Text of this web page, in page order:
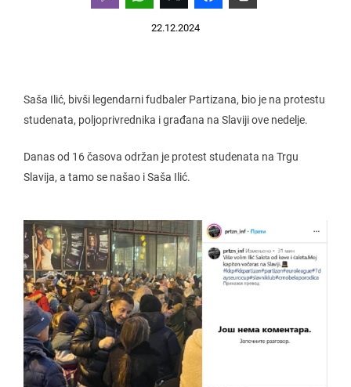
22.12.2024
Saša Ilić, bivši legendarni fudbaler Partizana, bio je na protestu
studenata, poljoprivrednika i građana na Slaviji ove nedelje.
Danas od 16 časova održan je protest studenata na Trgu
Slavija, a tamo se našao i Saša Ilić.